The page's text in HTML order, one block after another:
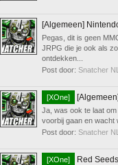
[Algemeen]
Pegas, dit is geen
JRPG die je ook als
ontdekken...
Post door: Snatcher NL
[XOne]
Ja, was ook te laat
voorbij gaan en wacht
Post door: Snatcher NL
[XOne] Red